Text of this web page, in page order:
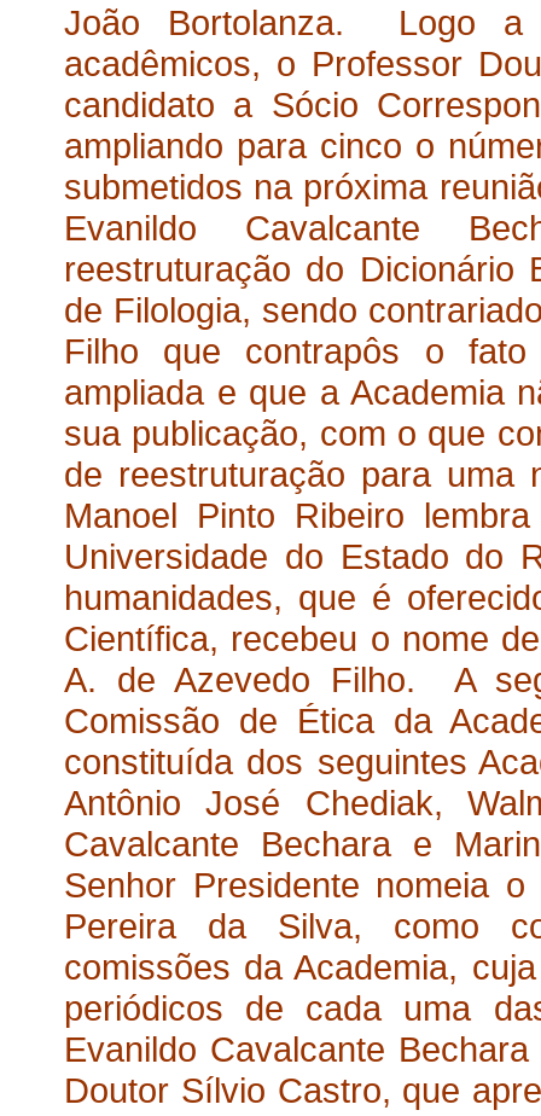
João Bortolanza. Logo a
acadêmicos, o Professor
candidato a Sócio
ampliando para cinco o
submetidos na próxima
Evanildo Cavalcante
reestruturação do Dicionário
de Filologia, sendo
Filho que contrapôs o
ampliada e que a Academia
sua publicação, com o que
de reestruturação para uma
Manoel Pinto Ribeiro
Universidade do Estado do
humanidades, que é
Científica, recebeu o nome
A. de Azevedo Filho. A
Comissão de Ética da
constituída dos seguintes
Antônio José Chediak,
Cavalcante Bechara e
Senhor Presidente nomeia
Pereira da Silva, como
comissões da Academia,
periódicos de cada uma
Evanildo Cavalcante
Doutor Sílvio Castro, que